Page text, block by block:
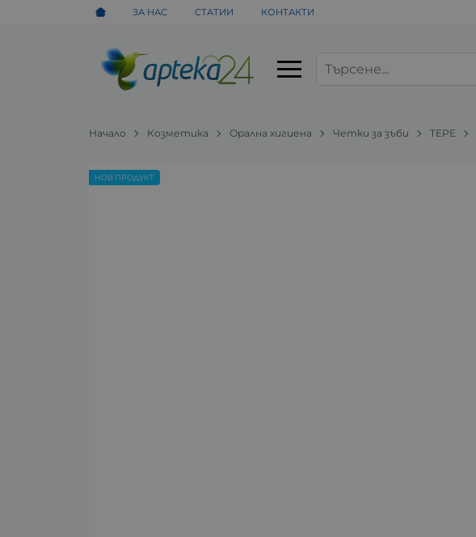
ЗА НАС СТАТИИ КОНТАКТИ
Начало Козметика Орална хигиена Четки за зъби TEPE
НОВ ПРОДУКТ